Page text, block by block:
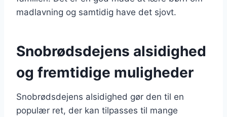
madlavning og samtidig have det sjovt.
Snobrødsdejens alsidighed
og fremtidige muligheder
Snobrødsdejens alsidighed gør den til en
populær ret, der kan tilpasses til mange